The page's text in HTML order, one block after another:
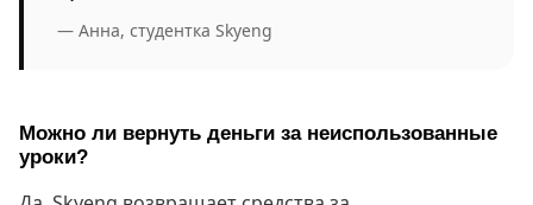
— Анна, студентка Skyeng
Можно ли вернуть деньги за неиспользованные
уроки?